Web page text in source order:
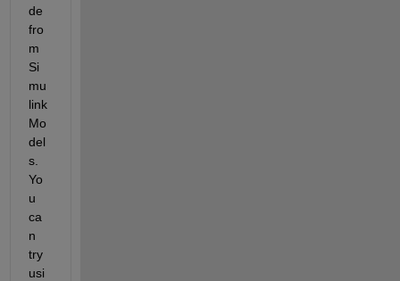
de
fro
m
Si
mu
link
Mo
del
s.
Yo
u
ca
n
try
usi